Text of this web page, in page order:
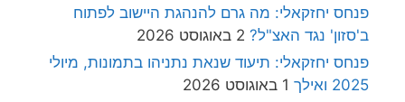
פנחס יחזקאלי: מה גרם להנהגת היישוב לפתוח
ב'סזון' נגד האצ"ל? 2 באוגוסט 2026
פנחס יחזקאלי: תיעוד שנאת נתניהו בתמונות, מיולי
2025 ואילך
1 באוגוסט 2026